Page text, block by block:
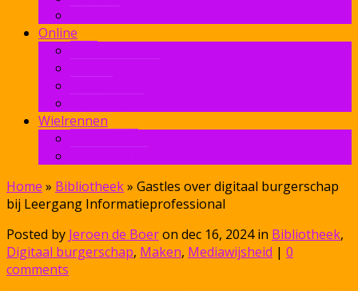
Online
Wielrennen
Home » Bibliotheek» Gastles over digitaal burgerschap
bij Leergang Informatieprofessional
Posted by Jeroen de Boeron dec 16, 2024 in Bibliotheek,
Digitaal burgerschap, Maken, Mediawijsheid | 0
comments